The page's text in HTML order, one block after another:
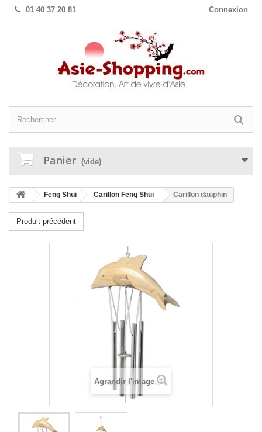
Connexion
01 40 37 20 81
Panier (vide)
Feng Shui Carillon Feng Shui Carillon dauphin
Produit précédent
Agrandir l'image